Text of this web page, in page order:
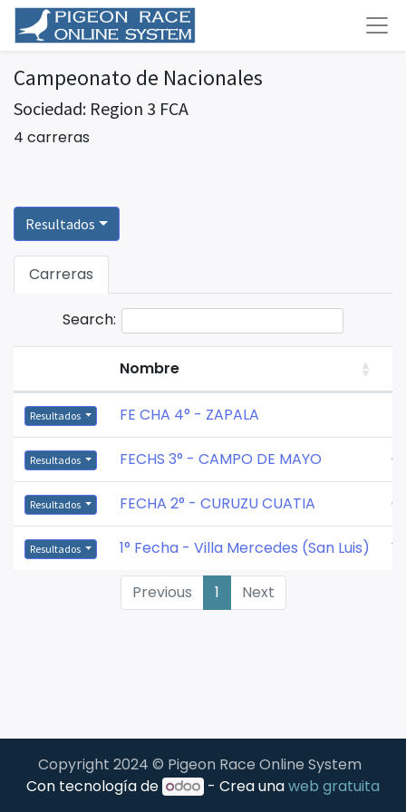
Campeonato de Nacionales
Sociedad: Region 3 FCA
4 carreras
Resultados
Carreras
Search:
Nombre
Resultados FE CHA 4° - ZAPALA
Resultados FECHS 3° - CAMPO DE MAYO
Resultados FECHA 2° - CURUZU CUATIA
Resultados 1° Fecha - Villa Mercedes (San Luis)
Previous 1 Next
Copyright 2024 © Pigeon Race Online System
Con tecnología de
- Crea unaweb gratuita